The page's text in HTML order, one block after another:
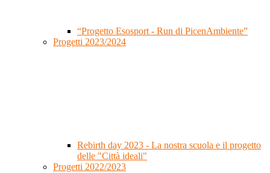
“Progetto Esosport - Run di PicenAmbiente”
Progetti 2023/2024
Rebirth day 2023 - La nostra scuola e il progetto
delle "Città ideali"
Progetti 2022/2023